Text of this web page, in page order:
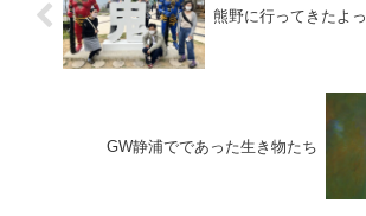
熊野に行ってきたよっ
GW静浦でであった生き物たち